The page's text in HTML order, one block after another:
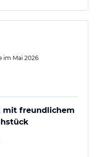
im Mai 2026
mit freundlichem